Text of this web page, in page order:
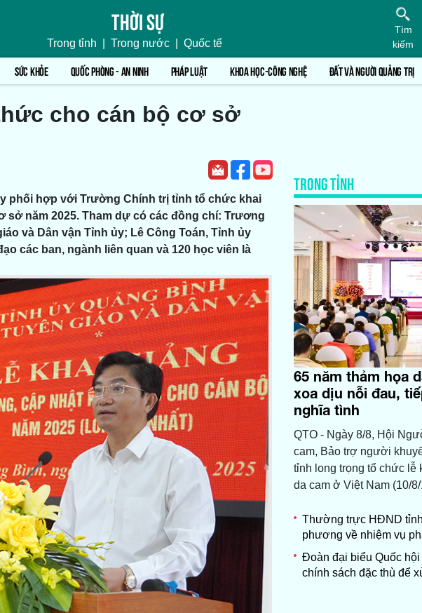
Thời sự
Trong tỉnh Trong nước Quốc tế
Tìm
kiếm
SỨC KHỎE QUỐC PHÒNG - AN NINH PHÁP LUẬT KHOA HỌC-CÔNG NGHỆ ĐẤT VÀ NGƯỜI QUẢNG TRỊ
cho cán bộ cơ sở
phối hợp với Trường Chính trị tỉnh tổ chức khai
năm 2025. Tham dự có các đồng chí: Trương
và Dân vận Tỉnh ủy; Lê Công Toán, Tỉnh ủy
các ban, ngành liên quan và 120 học viên là
TRONG TỈNH
65 năm thảm họa
xoa dịu nỗi đau,
nghĩa tình
QTO - Ngày 8/8, Hội
cam, Bảo trợ người
tỉnh long trọng tổ chức lễ
da cam ở Việt Nam (10/
Thường trực HĐND
phương về nhiệm vụ
Đoàn đại biểu Quốc
chính sách đặc thù để